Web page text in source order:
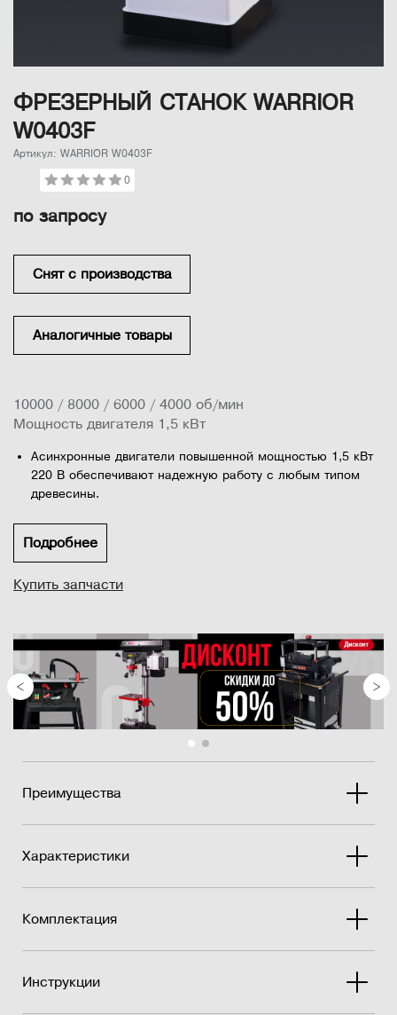
ФРЕЗЕРНЫЙ СТАНОК WARRIOR
W0403F
Артикул: WARRIOR W0403F
0
по запросу
Снят с производства
Аналогичные товары
10000 / 8000 / 6000 / 4000 об/мин
Мощность двигателя 1,5 кВт
Асинхронные двигатели повышенной мощностью 1,5 кВт
220 В обеспечивают надежную работу с любым типом
древесины.
Стартовый штифт начального положения для
фрезерования криволинейных форм.
обеспечивает выбор требуемой частоты вращения и
Независимые левая и правая щечки параллельного упора
для обесп...
Подробнее
Купить запчасти
Преимущества
Характеристики
Комплектация
Инструкции